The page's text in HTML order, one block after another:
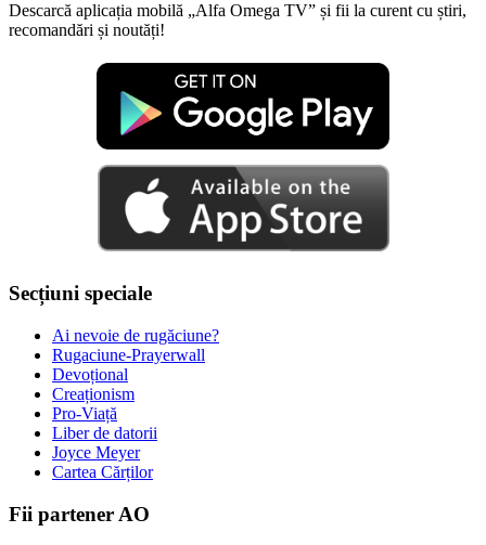
Descarcă aplicația mobilă „Alfa Omega TV” și fii la curent cu știri,
recomandări și noutăți!
Secțiuni speciale
Ai nevoie de rugăciune?
Rugaciune-Prayerwall
Devoțional
Creaționism
Pro-Viață
Liber de datorii
Joyce Meyer
Cartea Cărților
Fii partener AO